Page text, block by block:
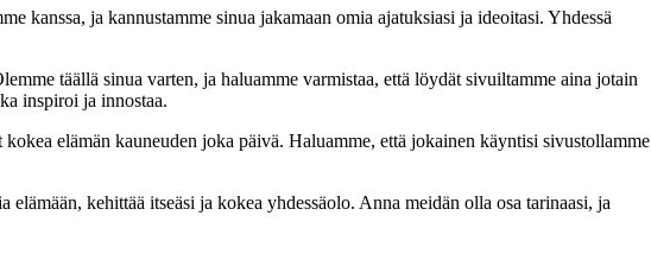
kanssa, ja kannustamme sinua jakamaan omia ajatuksiasi ja ideoitasi. Yhdessä
täällä sinua varten, ja haluamme varmistaa, että löydät sivuiltamme aina jotain
inspiroi ja innostaa.
elämän kauneuden joka päivä. Haluamme, että jokainen käyntisi sivustollamme
kehittää itseäsi ja kokea yhdessäolo. Anna meidän olla osa tarinaasi, ja